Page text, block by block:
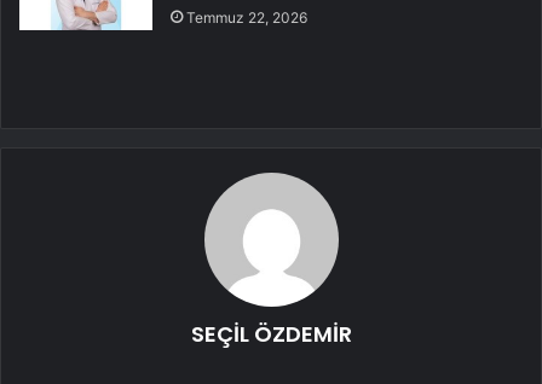
Temmuz 22, 2026
SEÇİL ÖZDEMİR